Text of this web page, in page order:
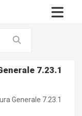
7.23.1
Generale 7.23.1